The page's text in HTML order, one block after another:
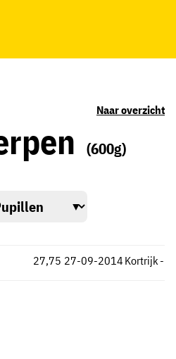
Naar overzicht
(600g)
Kortrijk
27,75 -
27-09-2014